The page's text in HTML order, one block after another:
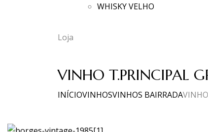
WHISKY VELHO
Loja
VINHO T.PRINCIPAL
INÍCIOVINHOSVINHOS BAIRRADA